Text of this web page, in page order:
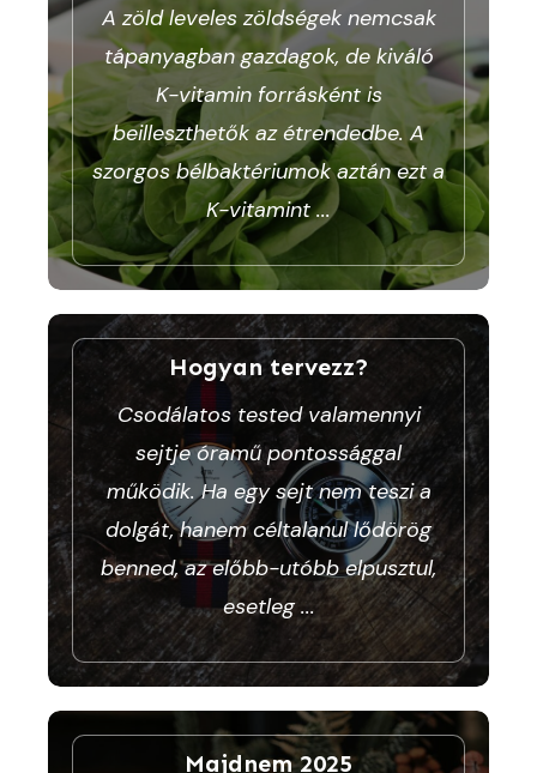
A zöld leveles zöldségek nemcsak
tápanyagban gazdagok, de kiváló
K-vitamin forrásként is
beilleszthetők az étrendedbe. A
szorgos bélbaktériumok aztán ezt a
K-vitamint...
Hogyan tervezz?
Csodálatos tested valamennyi
sejtje óramű pontossággal
működik. Ha egy sejt nem teszi a
dolgát, hanem céltalanul lődörög
benned, az előbb-utóbb elpusztul,
esetleg...
Majdnem 2025